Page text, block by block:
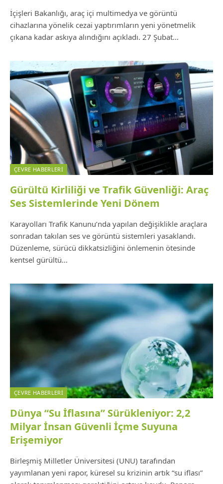
İçişleri Bakanlığı, araç içi multimedya ve görüntü
cihazlarına yönelik cezai yaptırımların yeni yönetmelik
çıkana kadar askıya alındığını açıkladı. 27 Şubat…
ÇEVRE HABERLERI
Gürültü Kirliliği ve Trafik Güvenliği: Araç
Ses Sistemlerinde Yeni Dönem
Karayolları Trafik Kanunu’nda yapılan değişiklikle araçlara
sonradan takılan ses ve görüntü sistemleri yasaklandı.
Düzenleme, sürücü dikkatsizliğini önlemenin ötesinde
kentsel gürültü…
ÇEVRE HABERLERI
Dünya “Su İflasına” Sürükleniyor: 2,2
Milyar İnsan Güvenli İçme Suyuna
Erişemiyor
Birleşmiş Milletler Üniversitesi (UNU) tarafından
yayımlanan yeni rapor, küresel su krizinin artık “su iflası”